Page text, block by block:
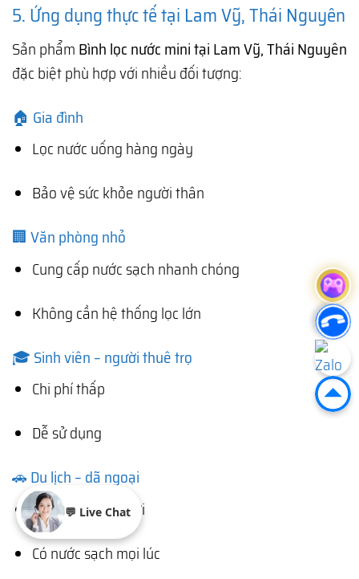
5. Ứng dụng thực tế tại Lam Vỹ, Thái Nguyên
Sản phẩm Bình lọc nước mini tại Lam Vỹ, Thái Nguyên
đặc biệt phù hợp với nhiều đối tượng:
🏠 Gia đình
Lọc nước uống hàng ngày
Bảo vệ sức khỏe người thân
🏢 Văn phòng nhỏ
Cung cấp nước sạch nhanh chóng
Không cần hệ thống lọc lớn
🎓 Sinh viên – người thuê trọ
Chi phí thấp
Dễ sử dụng
🚗 Du lịch – dã ngoại
Mang theo tiện lợi
Có nước sạch mọi lúc
💬 Live Chat